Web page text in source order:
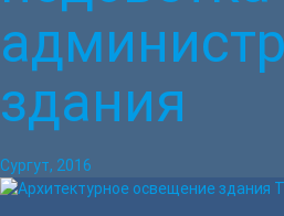
здания
Сургут, 2016